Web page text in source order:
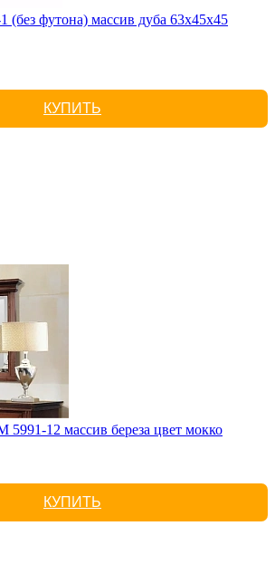
(без футона) массив дуба 63х45х45
КУПИТЬ
12 массив береза цвет мокко
КУПИТЬ